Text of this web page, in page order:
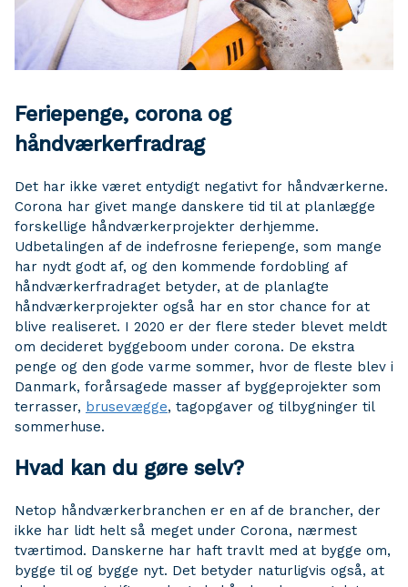
Feriepenge, corona og
håndværkerfradrag
Det har ikke været entydigt negativt for håndværkerne.
Corona har givet mange danskere tid til at planlægge
forskellige håndværkerprojekter derhjemme.
Udbetalingen af de indefrosne feriepenge, som mange
har nydt godt af, og den kommende fordobling af
håndværkerfradraget betyder, at de planlagte
håndværkerprojekter også har en stor chance for at
blive realiseret. I 2020 er der flere steder blevet meldt
om decideret byggeboom under corona. De ekstra
penge og den gode varme sommer, hvor de fleste blev i
Danmark, forårsagede masser af byggeprojekter som
terrasser, brusevægge, tagopgaver og tilbygninger til
sommerhuse.
Hvad kan du gøre selv?
Netop håndværkerbranchen er en af de brancher, der
ikke har lidt helt så meget under Corona, nærmest
tværtimod. Danskerne har haft travlt med at bygge om,
bygge til og bygge nyt. Det betyder naturligvis også, at